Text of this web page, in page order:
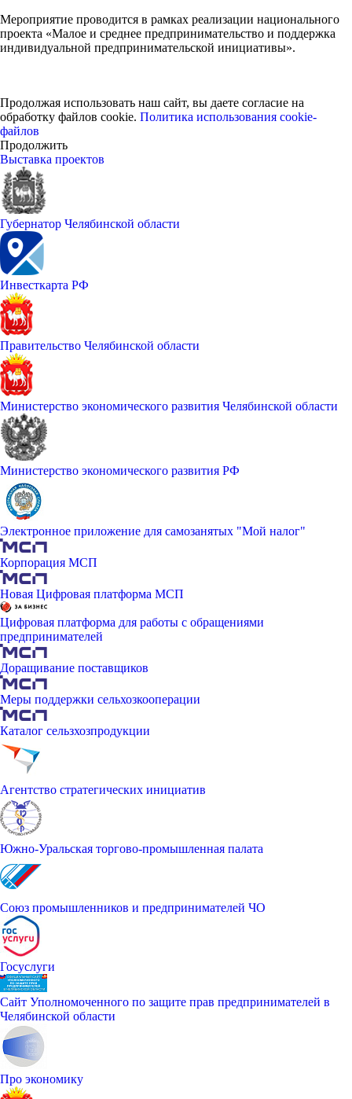
Мероприятие проводится в рамках реализации национального
проекта «Малое и среднее предпринимательство и поддержка
индивидуальной предпринимательской инициативы».
Продолжая использовать наш сайт, вы даете согласие на
обработку файлов cookie. Политика использования cookie-
файлов
Продолжить
Выставка проектов
Губернатор Челябинской области
Инвесткарта РФ
Правительство Челябинской области
Министерство экономического развития Челябинской области
Министерство экономического развития РФ
Электронное приложение для самозанятых "Мой налог"
Корпорация МСП
Новая Цифровая платформа МСП
Цифровая платформа для работы с обращениями
предпринимателей
Доращивание поставщиков
Меры поддержки сельхозкооперации
Каталог сельзхозпродукции
Агентство стратегических инициатив
Южно-Уральская торгово-промышленная палата
Союз промышленников и предпринимателей ЧО
Госуслуги
Сайт Уполномоченного по защите прав предпринимателей в
Челябинской области
Про экономику